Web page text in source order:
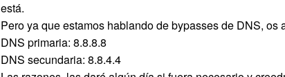
está.
Pero ya que estamos hablando de bypasses de DNS,
DNS primaria: 8.8.8.8
DNS secundaria: 8.8.4.4